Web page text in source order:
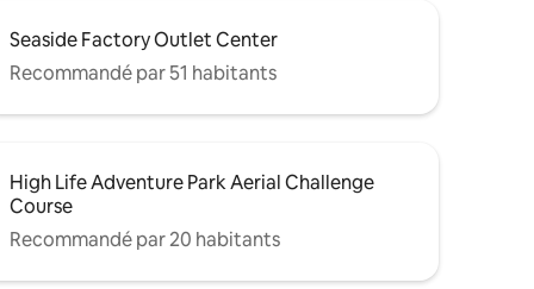
Seaside Factory Outlet Center
Recommandé par 51 habitants
High Life Adventure Park Aerial Challenge
Course
Recommandé par 20 habitants